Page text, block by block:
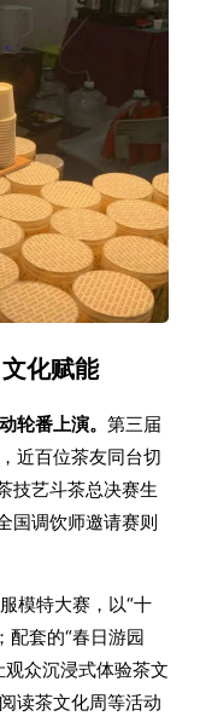
化赋能
轮番上演。 第三届
近百位茶友同台切
技艺斗茶总决赛生
国调饮师邀请赛则
模特大赛，以“十
配套的“春日游园
众沉浸式体验茶文
读茶文化周等活动